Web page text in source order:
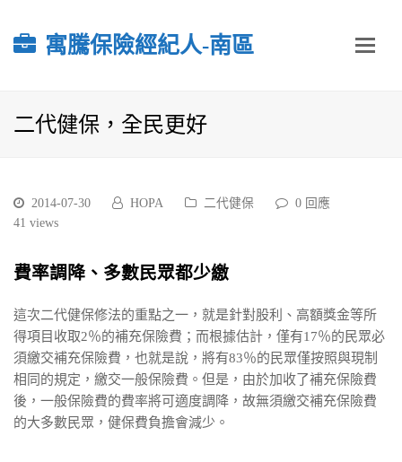
寓騰保險經紀人-南區
二代健保，全民更好
2014-07-30 HOPA 二代健保
0 回應
41 views
費率調降、多數民眾都少繳
這次二代健保修法的重點之一，就是針對股利、高額獎金等所
得項目收取2％的補充保險費；而根據估計，僅有17％的民眾必
須繳交補充保險費，也就是說，將有83％的民眾僅按照與現制
相同的規定，繳交一般保險費。但是，由於加收了補充保險費
後，一般保險費的費率將可適度調降，故無須繳交補充保險費
的大多數民眾，健保費負擔會減少。